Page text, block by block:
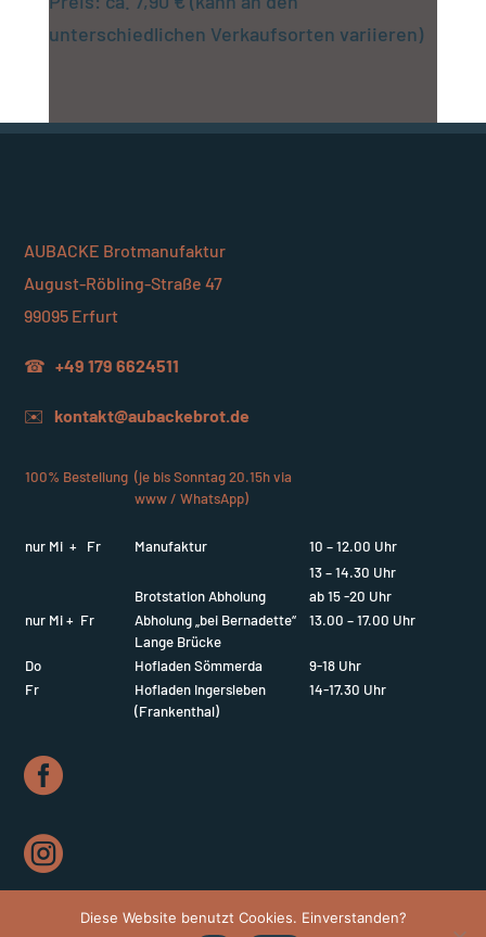
unterschiedlichen Verkaufsorten variieren)
AUBACKE Brotmanufaktur
August-Röbling-Straße 47
99095 Erfurt
☎+49 179 6624511
✉️kontakt@aubackebrot.de
100% Bestellung (je bis Sonntag 20.15h via
www / WhatsApp)
nur Mi + Fr Manufaktur
10 – 12.00 Uhr
13 – 14.30 Uhr
Brotstation Abholung
ab 15 -20 Uhr
nur Mi + Fr
Abholung „bei Bernadette“
Lange Brücke
13.00 – 17.00 Uhr
Do Hofladen Sömmerda
9-18 Uhr
Fr
Hofladen Ingersleben
(Frankenthal)
14-17.30 Uhr


Impressum | Datenschutzerklärung
Diese Website benutzt Cookies. Einverstanden?